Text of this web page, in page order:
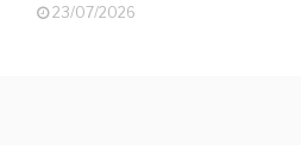
23/07/2026